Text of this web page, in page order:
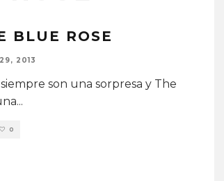
BLUE ROSE
2013
son una sorpresa y The
...
0